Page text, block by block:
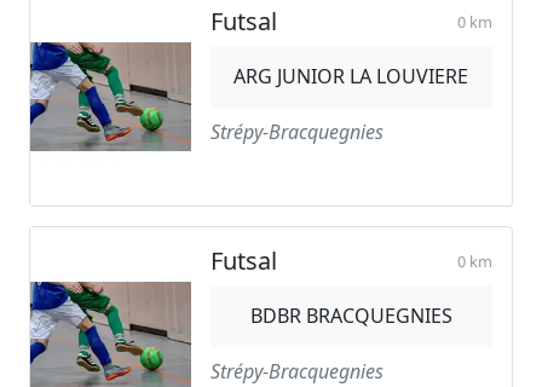
Futsal 0 km
ARG JUNIOR LA LOUVIERE
Strépy-Bracquegnies
Futsal 0 km
BDBR BRACQUEGNIES
Strépy-Bracquegnies